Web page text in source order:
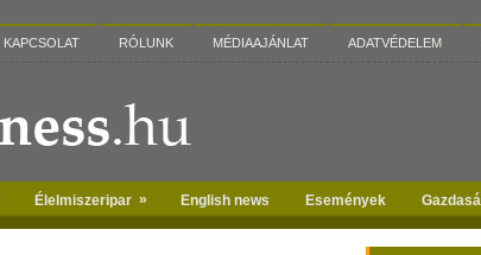
KAPCSOLAT RÓLUNK MÉDIAAJÁNLAT ADATVÉDELEM
Élelmiszeripar » English news Események